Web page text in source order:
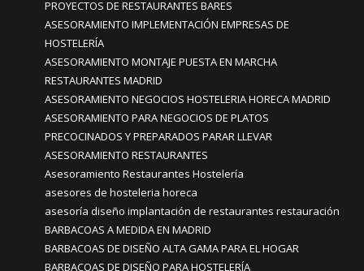
PROYECTOS DE RESTAURANTES BARES
ASESORAMIENTO IMPLEMENTACIÓN EMPRESAS DE
HOSTELERÍA
ASESORAMIENTO MONTAJE PUESTA EN MARCHA
RESTAURANTES MADRID
ASESORAMIENTO NEGOCIOS HOSTELERIA HORECA MADRID
ASESORAMIENTO PARA NEGOCIOS DE PLATOS
PRECOCINADOS Y PREPARADOS PARAR LLEVAR
ASESORAMIENTO RESTAURANTES
Asesoramiento Restaurantes Hostelería
asesores de hosteleria horeca
asesoría diseño implantación de restaurantes restauración
BARBACOAS A MEDIDA EN MADRID
BARBACOAS DE DISEÑO ALTA GAMA PARA EL HOGAR
BARBACOAS DE DISEÑO PARA HOSTELERÍA